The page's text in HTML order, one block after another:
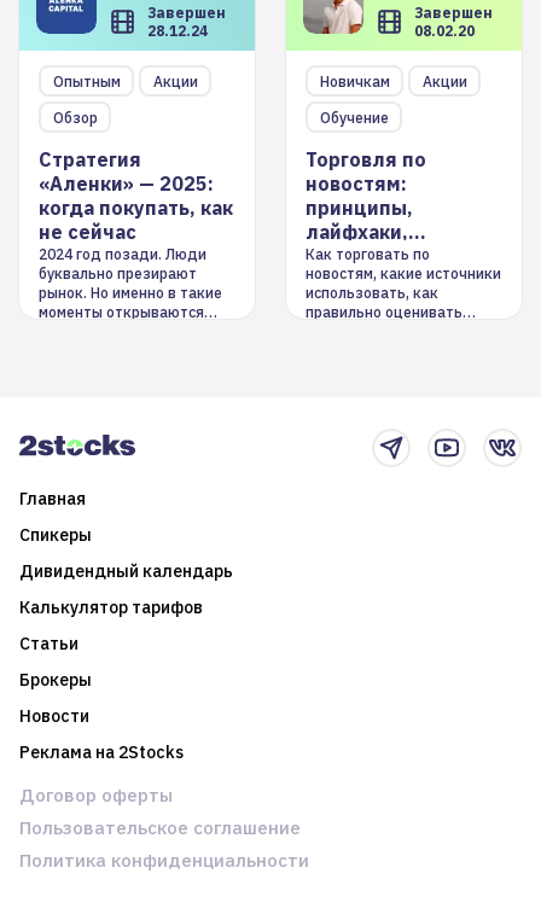
Завершен
28.12.24
Опытным
Акции
Обзор
Стратегия
«Аленки» — 2025:
когда покупать, как
не сейчас
2024 год позади. Люди
буквально презирают
рынок. Но именно в такие
моменты открываются
Завершен
08.02.20
Новичкам
Акции
Обучение
Торговля по
новостям:
принципы,
лайфхаки,
инструменты
Как торговать по
новостям, какие источники
использовать, как
правильно оценивать
Главная
Спикеры
Дивидендный календарь
Калькулятор тарифов
Статьи
Брокеры
Новости
Реклама на 2Stocks
Договор оферты
Пользовательское соглашение
Политика конфиденциальности